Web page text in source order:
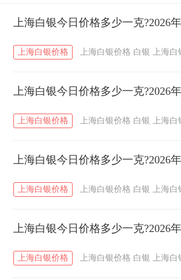
上海白银今日价格多少一克?2026
上海白银价格 上海白银价格 白银 上海白
上海白银今日价格多少一克?2026
上海白银价格 上海白银价格 白银 上海白
上海白银今日价格多少一克?2026
上海白银价格 上海白银价格 白银 上海白
上海白银今日价格多少一克?2026
上海白银价格 上海白银价格 白银 上海白